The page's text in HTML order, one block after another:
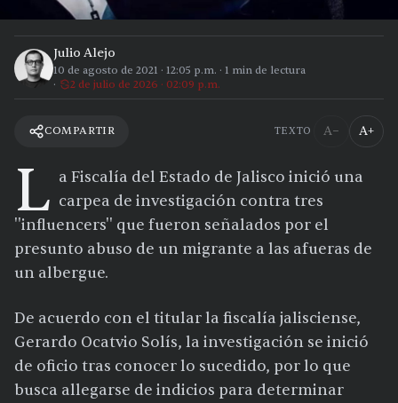
Julio Alejo
10 de agosto de 2021 · 12:05 p.m. · 1 min de lectura
2 de julio de 2026 · 02:09 p.m.
COMPARTIR TEXTO A− A+
L a Fiscalía del Estado de Jalisco inició una
carpea de investigación contra tres
''influencers'' que fueron señalados por el
presunto abuso de un migrante a las afueras de
un albergue.
De acuerdo con el titular la fiscalía jalisciense,
Gerardo Ocatvio Solís, la investigación se inició
de oficio tras conocer lo sucedido, por lo que
busca allegarse de indicios para determinar